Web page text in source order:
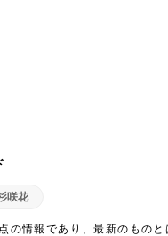
咲花
の情報であり、最新のものと